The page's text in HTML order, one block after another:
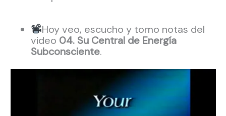
Hoy veo, escucho y tomo notas del
video 04. Su Central de Energía
Subconsciente.